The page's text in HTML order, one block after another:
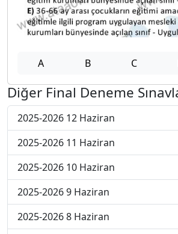
A B C
Diğer Final Deneme
2025-2026 12 Haziran
2025-2026 11 Haziran
2025-2026 10 Haziran
2025-2026 9 Haziran
2025-2026 8 Haziran